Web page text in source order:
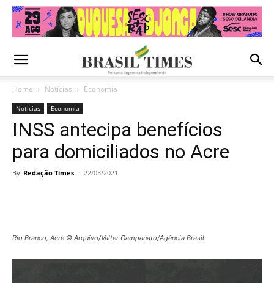
Home Notícias Economia
Notícias Economia
INSS antecipa benefícios
para domiciliados no Acre
By Redação Times - 22/03/2021
Rio Branco, Acre © Arquivo/Valter Campanato/Agência Brasil